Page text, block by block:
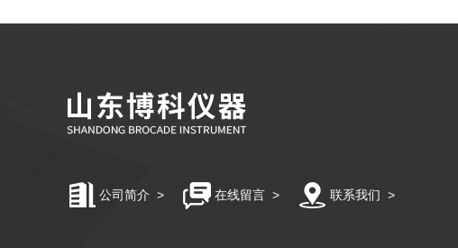
公司简介 > 在线留言 > 联系我们 >